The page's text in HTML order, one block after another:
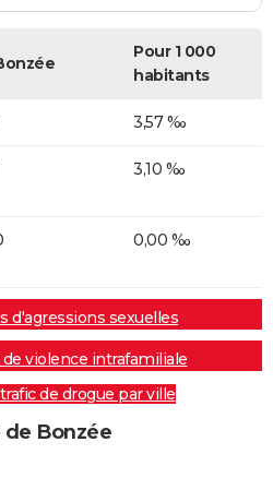
Pour 1 000
habitants
3,57 ‰
3,10 ‰
0,00 ‰
d'agressions sexuelles
violence intrafamiliale
de drogue par ville
de Bonzée